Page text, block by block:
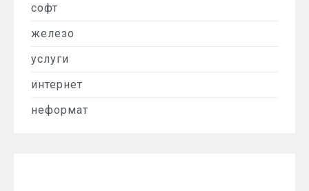
софт
железо
услуги
интернет
неформат